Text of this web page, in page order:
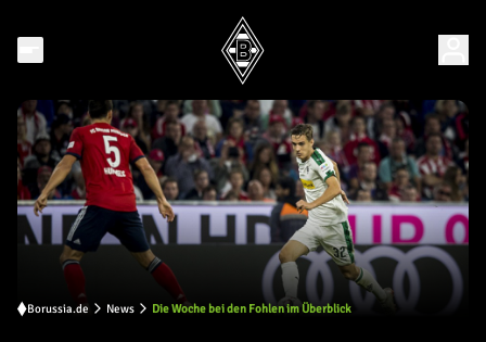
Borussia.de News Die Woche bei den Fohlen im Überblick